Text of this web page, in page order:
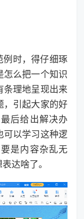
例时，得仔细琢
怎么把一个知识
条理地呈现出来
，引起大家的好
后给出解决办
可以学习这种逻
是内容杂乱无
达啥了。